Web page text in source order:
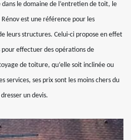
le domaine de l’entretien de toit, le
est une référence pour les
leurs structures. Celui-ci propose en effet
effectuer des opérations de
de toiture, qu’elle soit inclinée ou
services, ses prix sont les moins chers du
un devis.